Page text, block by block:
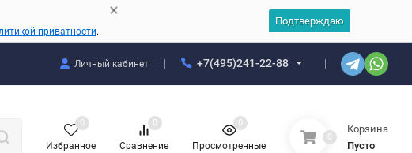
приватности.
Подтверждаю
Личный кабинет +7(495)241-22-88
Избранное
0
Сравнение
0
Просмотренные
0
0
Корзина
Пусто